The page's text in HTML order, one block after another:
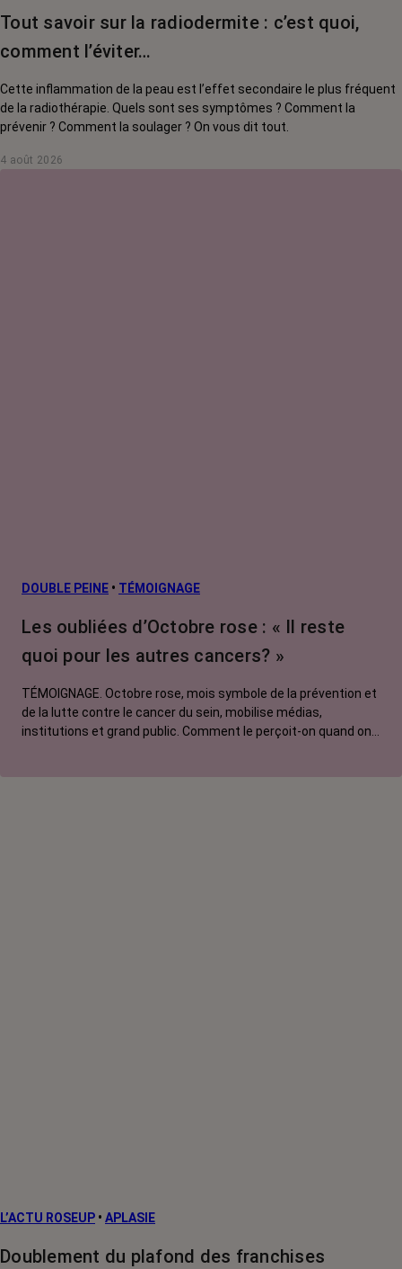
Tout savoir sur la radiodermite : c’est quoi,
comment l’éviter…
Cette inflammation de la peau est l’effet secondaire le plus fréquent
de la radiothérapie. Quels sont ses symptômes ? Comment la
prévenir ? Comment la soulager ? On vous dit tout.
4 août 2026
DOUBLE PEINE • TÉMOIGNAGE
Les oubliées d’Octobre rose : « Il reste
quoi pour les autres cancers? »
TÉMOIGNAGE. Octobre rose, mois symbole de la prévention et
de la lutte contre le cancer du sein, mobilise médias,
institutions et grand public. Comment le perçoit-on quand on
L’ACTU ROSEUP • APLASIE
Doublement du plafond des franchises